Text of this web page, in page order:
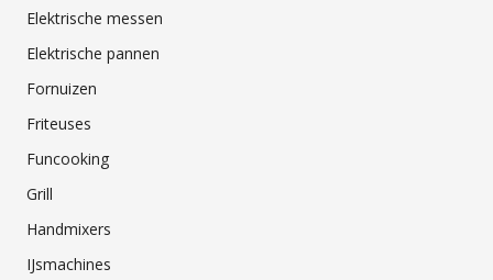
Elektrische messen
Elektrische pannen
Fornuizen
Friteuses
Funcooking
Grill
Handmixers
IJsmachines